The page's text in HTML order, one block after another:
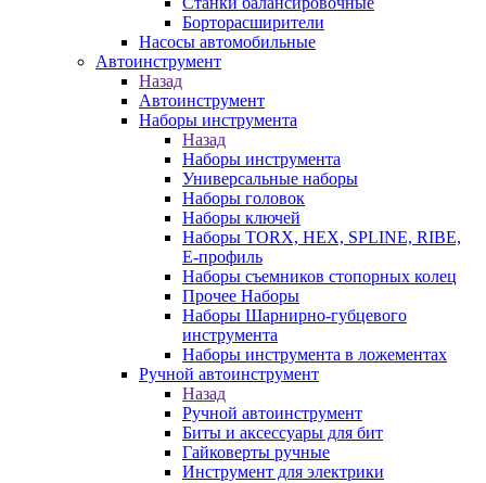
Борторасширители
Насосы автомобильные
Автоинструмент
Назад
Автоинструмент
Наборы инструмента
Назад
Наборы инструмента
Универсальные наборы
Наборы головок
Наборы ключей
Наборы TORX, HEX, SPLINE, RIBE,
E-профиль
Наборы съемников стопорных колец
Прочее Наборы
Наборы Шарнирно-губцевого
инструмента
Наборы инструмента в ложементах
Ручной автоинструмент
Назад
Ручной автоинструмент
Биты и аксессуары для бит
Гайковерты ручные
Инструмент для электрики